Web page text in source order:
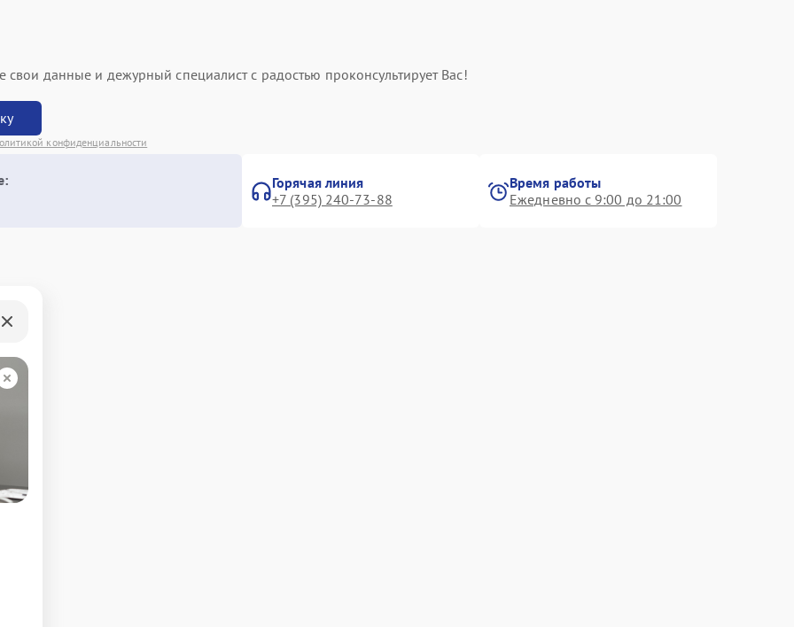
свои данные и дежурный специалист с радостью проконсультирует Вас!
конфиденциальности
Горячая линия
+7 (395) 240-73-88
Время работы
Ежедневно с 9:00 до 21:00